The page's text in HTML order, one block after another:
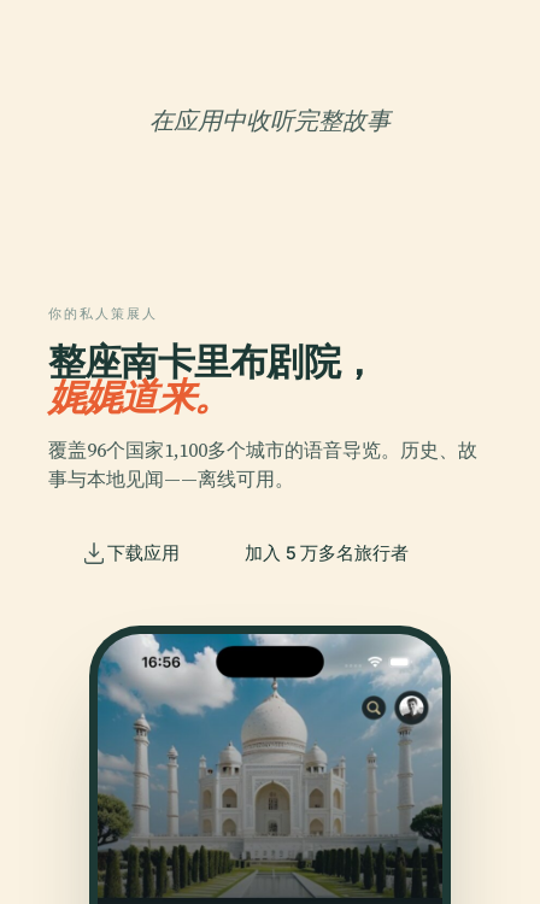
在应用中收听完整故事
你的私人策展人
整座南卡里布剧院，
娓娓道来。
覆盖96个国家1,100多个城市的语音导览。历史、故
事与本地见闻——离线可用。
下载应用 加入 5 万多名旅行者